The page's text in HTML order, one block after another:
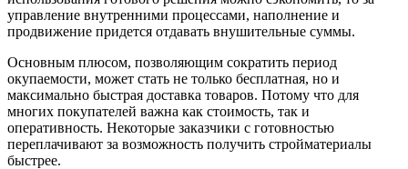
управление внутренними процессами, наполнение и
продвижение придется отдавать внушительные суммы.
Основным плюсом, позволяющим сократить период
окупаемости, может стать не только бесплатная, но и
максимально быстрая доставка товаров. Потому что для
многих покупателей важна как стоимость, так и
оперативность. Некоторые заказчики с готовностью
переплачивают за возможность получить стройматериалы
быстрее.